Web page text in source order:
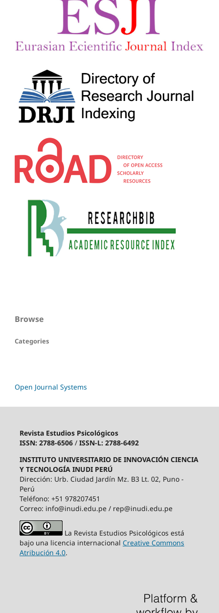
Browse
Categories
Open Journal Systems
Revista Estudios Psicológicos
ISSN: 2788-6506/ ISSN-L: 2788-6492
INSTITUTO UNIVERSITARIO DE INNOVACIÓN CIENCIA
Y TECNOLOGÍA INUDI PERÚ
Dirección: Urb. Ciudad Jardín Mz. B3 Lt. 02, Puno -
Perú
Teléfono: +51 978207451
Correo: info@inudi.edu.pe / rep@inudi.edu.pe
La Revista Estudios Psicológicos está
bajo una licencia internacional Creative Commons
Atribución 4.0.